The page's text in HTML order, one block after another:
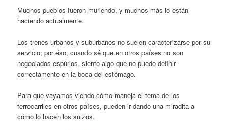
Muchos pueblos fueron muriendo, y muchos más lo están
haciendo actualmente.
Los trenes urbanos y suburbanos no suelen caracterizarse por su
servicio; por éso, cuando sé que en otros países no son
negociados espúrios, siento algo que no puedo definir
correctamente en la boca del estómago.
Para que vayamos viendo cómo maneja el tema de los
ferrocarriles en otros países, pueden ir dando una miradita a
cómo lo hacen los suizos.